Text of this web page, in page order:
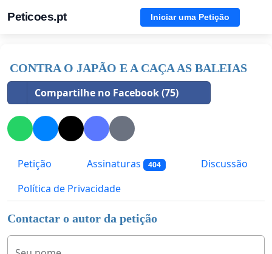
Peticoes.pt Iniciar uma Petição
CONTRA O JAPÃO E A CAÇA AS BALEIAS
Compartilhe no Facebook (75)
Petição Assinaturas 404
Discussão
Política de Privacidade
Contactar o autor da petição